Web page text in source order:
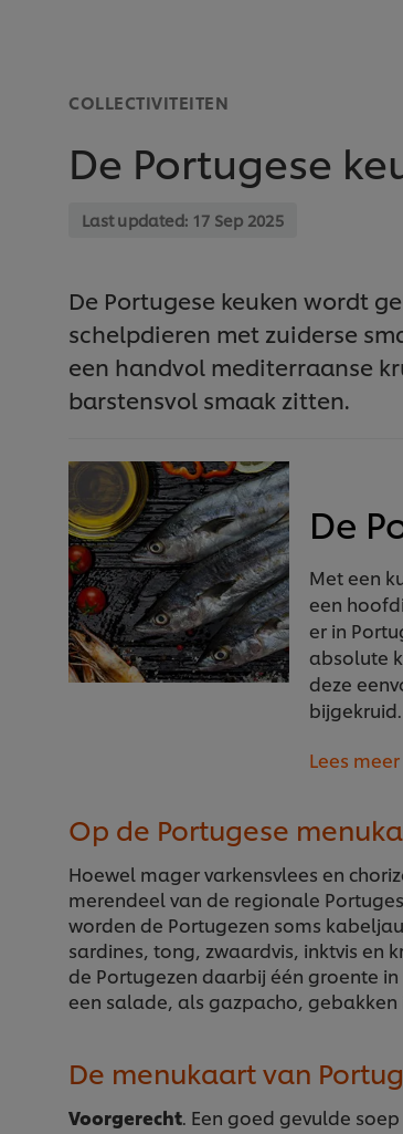
COLLECTIVITEITEN
De Portugese
Last updated: 17 Sep 2025
De Portugese keuken wordt
schelpdieren met zuiderse
een handvol mediterraanse
barstensvol smaak zitten.
De
Met een
een
er in
absolute
deze
bijgekruid.
Op de Portugese
Hoewel mager varkensvlees en
merendeel van de regionale
worden de Portugezen soms
sardines, tong, zwaardvis, inktvis en
de Portugezen daarbij één groente
een salade, als gazpacho,
De menukaart van
Voorgerecht. Een goed gevulde